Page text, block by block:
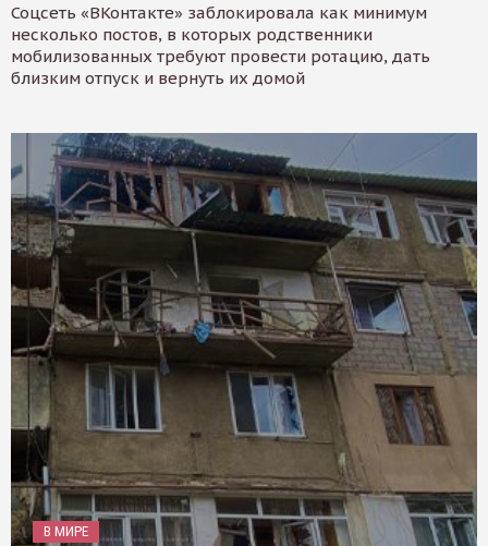
Соцсеть «ВКонтакте» заблокировала как минимум
несколько постов, в которых родственники
мобилизованных требуют провести ротацию, дать
близким отпуск и вернуть их домой
В МИРЕ